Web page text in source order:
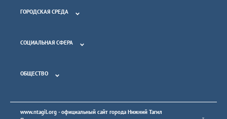
ГОРОДСКАЯ СРЕДА
СОЦИАЛЬНАЯ СФЕРА
ОБЩЕСТВО
www.ntagil.org - официальный сайт города Нижний Тагил